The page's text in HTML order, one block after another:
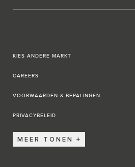
KIES ANDERE MARKT
CAREERS
VOORWAARDEN & BEPALINGEN
PRIVACYBELEID
MEER TONEN